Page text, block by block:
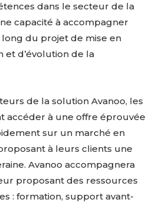
dans le secteur de la
capacité à accompagner
du projet de mise en
et d’évolution de la
de la solution Avanoo, les
accéder à une offre éprouvée
sur un marché en
à leurs clients une
Avanoo accompagnera
proposant des ressources
: formation, support avant-